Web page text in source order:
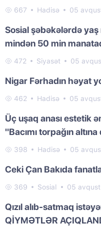
667 Hadisə 05
Sosial şəbəkələrdə
mindən 50 min
472 Siyasət 05
Nigar Fərhadın həyat
462 Hadisə 05
Üç uşaq anası estetik
"Bacımı torpağın
398 Hadisə 05
Ceki Çan Bakıda
369 Sosial 05
Qızıl alıb-satmaq
QİYMƏTLƏR